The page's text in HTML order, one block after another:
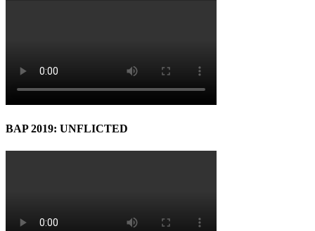
BAP 2019: UNFLICTED